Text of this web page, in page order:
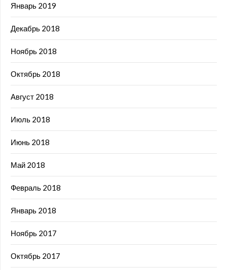
Январь 2019
Декабрь 2018
Ноябрь 2018
Октябрь 2018
Август 2018
Июль 2018
Июнь 2018
Май 2018
Февраль 2018
Январь 2018
Ноябрь 2017
Октябрь 2017